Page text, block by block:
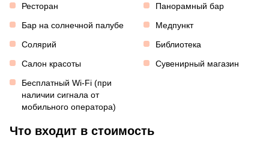
Ресторан
Панорамный бар
Бар на солнечной палубе
Медпункт
Солярий
Библиотека
Салон красоты
Сувенирный магазин
Бесплатный Wi-Fi (при
наличии сигнала от
мобильного оператора)
Что входит в стоимость